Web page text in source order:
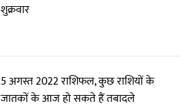
शुक्रवार
5 अगस्त 2022 राशिफल, कुछ राशियों के
जातकों के आज हो सकते हैं तबादले